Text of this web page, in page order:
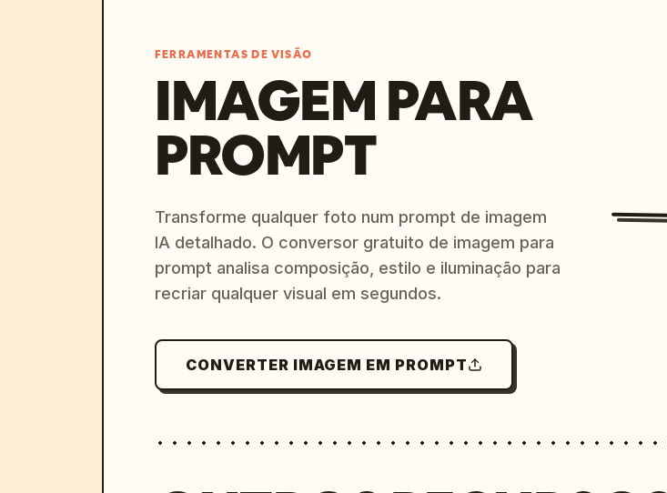
FERRAMENTAS DE VISÃO
IMAGEM PARA
PROMPT
Transforme qualquer foto num prompt de imagem
IA detalhado. O conversor gratuito de imagem para
prompt analisa composição, estilo e iluminação para
recriar qualquer visual em segundos.
CONVERTER IMAGEM EM PROMPT